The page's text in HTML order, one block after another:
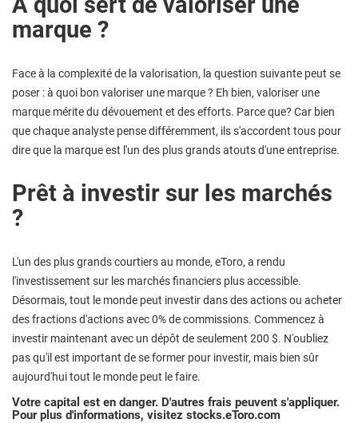
marque ?
Face à la complexité de la valorisation, la question suivante peut se
poser : à quoi bon valoriser une marque ? Eh bien, valoriser une
marque mérite du dévouement et des efforts. Parce que? Car bien
que chaque analyste pense différemment, ils s'accordent tous pour
dire que la marque est l'un des plus grands atouts d'une entreprise.
Prêt à investir sur les marchés
?
L'un des plus grands courtiers au monde, eToro, a rendu
l'investissement sur les marchés financiers plus accessible.
Désormais, tout le monde peut investir dans des actions ou acheter
des fractions d'actions avec 0% de commissions. Commencez à
investir maintenant avec un dépôt de seulement 200 $. N'oubliez
pas qu'il est important de se former pour investir, mais bien sûr
aujourd'hui tout le monde peut le faire.
Votre capital est en danger. D'autres frais peuvent s'appliquer.
Pour plus d'informations, visitez stocks.eToro.com